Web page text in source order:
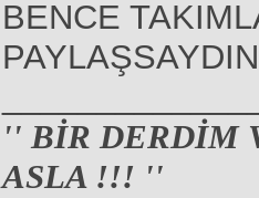
BENCE
'' BİR DERDİM
ASLA !!! ''